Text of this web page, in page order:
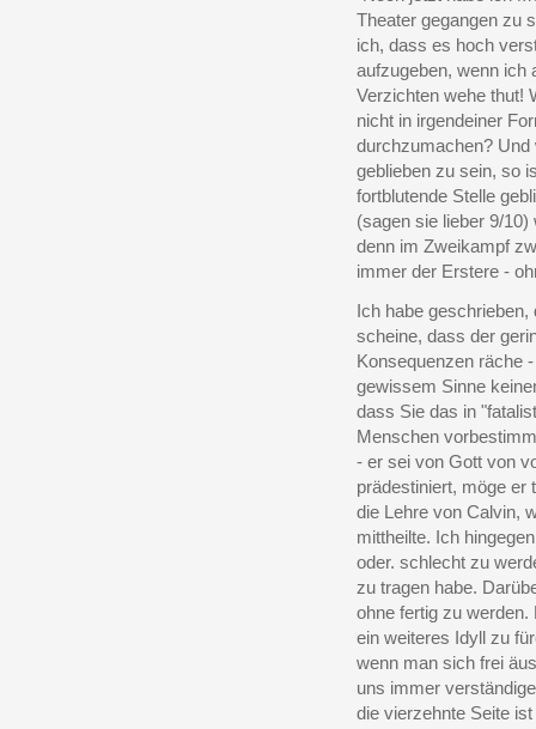
Theater gegangen zu
ich, dass es hoch
aufzugeben, wenn ich
Verzichten wehe thut!
nicht in irgendeiner
durchzumachen? Und
geblieben zu sein, so
fortblutende Stelle
(sagen sie lieber 9/
denn im Zweikampf
immer der Erstere -
Ich habe
scheine, dass der
Konsequenzen räche
gewissem Sinne
dass Sie das in
Menschen
- er sei von Gott von
prädestiniert, möge er
die Lehre von Calvin,
mittheilte. Ich
oder. schlecht zu
zu tragen habe.
ohne fertig zu
ein weiteres Idyll zu
wenn man sich frei
uns immer
die vierzehnte Seite